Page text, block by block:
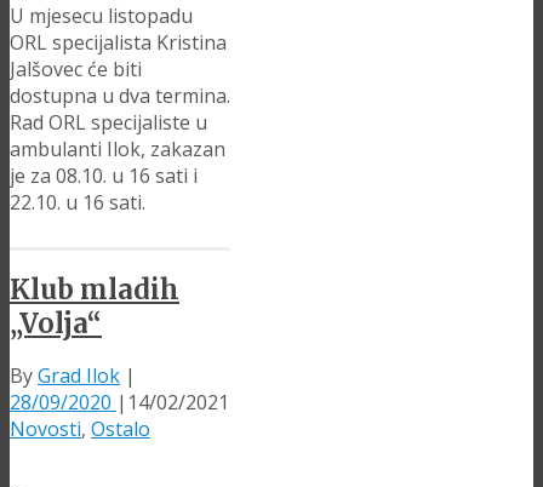
U mjesecu listopadu
ORL specijalista Kristina
Jalšovec će biti
dostupna u dva termina.
Rad ORL specijaliste u
ambulanti Ilok, zakazan
je za 08.10. u 16 sati i
22.10. u 16 sati.
Klub mladih
„Volja“
ByGrad Ilok |
28/09/2020 | 14/02/2021
Novosti, Ostalo